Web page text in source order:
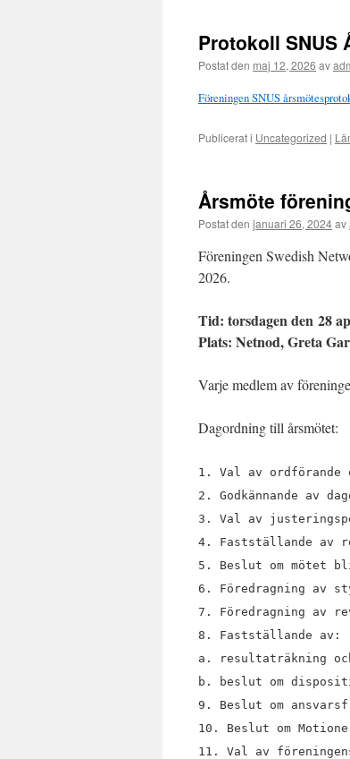
Protokoll SNUS
Postat den maj 12, 2026 av
Föreningen SNUS
Publicerat i Uncategorized |
Årsmöte
Postat den januari 26, 2024av
Föreningen Swedish
2026.
Tid: torsdagen den 28
Plats: Netnod, Greta
Varje medlem av
Dagordning till årsmötet:
1. Val av ordförande
2. Godkännande av
3. Val av
4. Fastställande av
5. Beslut om mötet
6. Föredragning av
7. Föredragning av
8. Fastställande av:
a. resultaträkning
b. beslut om
9. Beslut om
10. Beslut om
11. Val av